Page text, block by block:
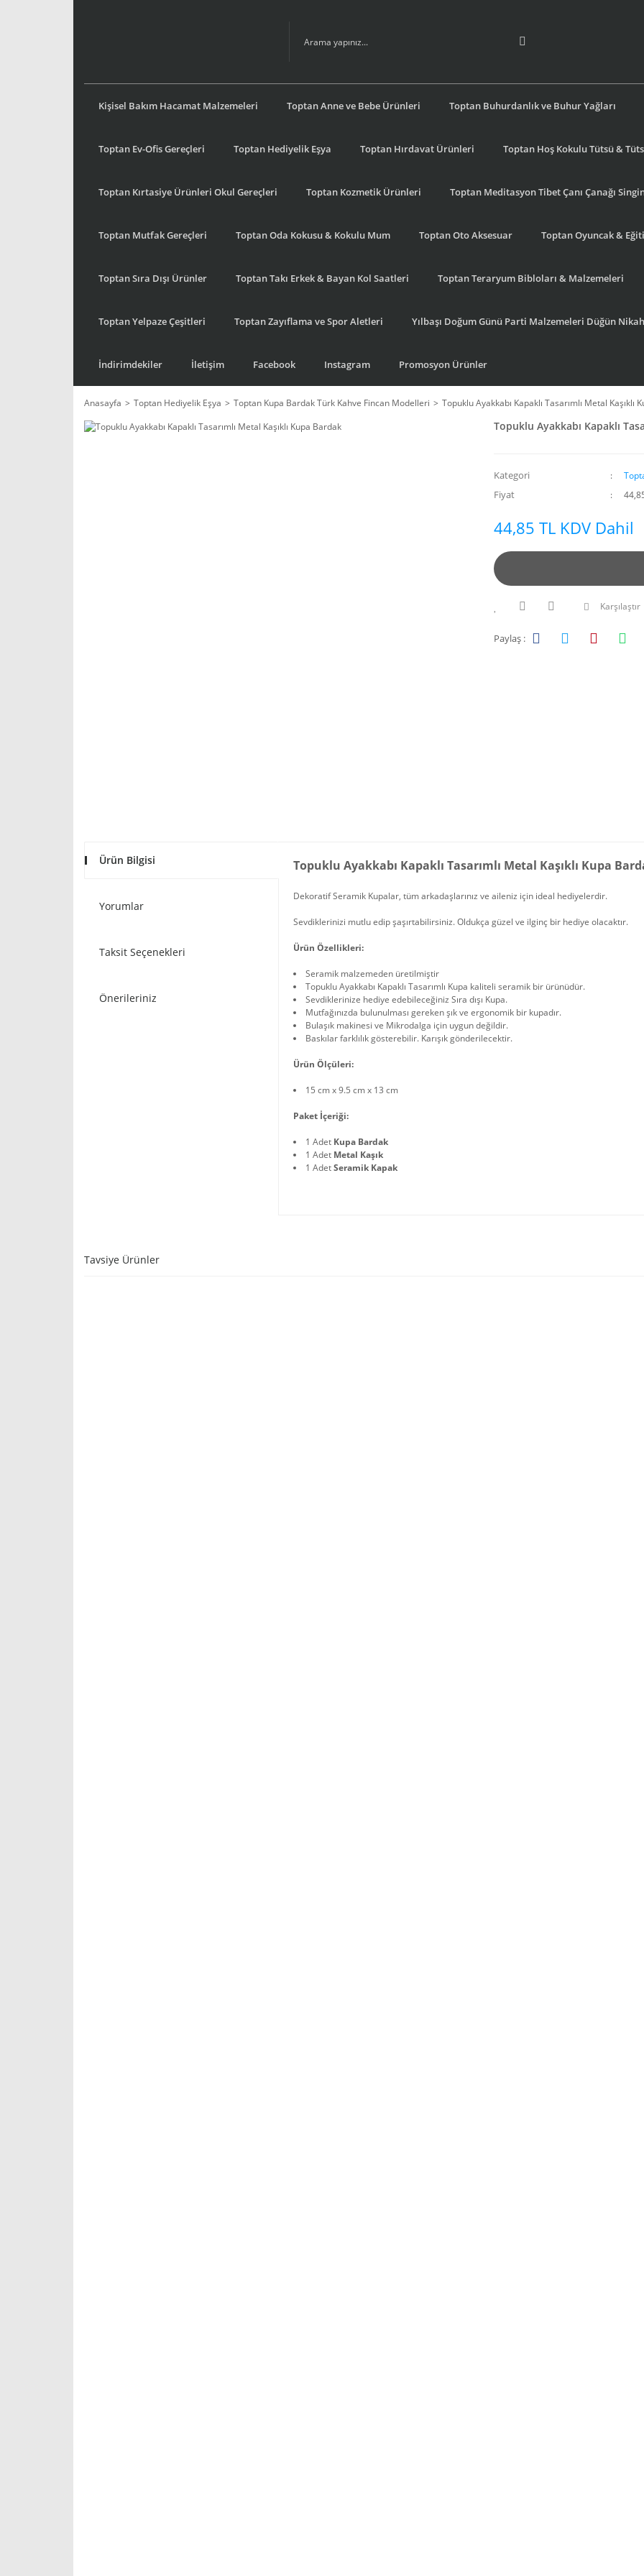
Kişisel Bakım Hacamat Malzemeleri Toptan Anne ve Bebe Ürünleri Toptan Buhurdanlık ve Buhur Yağları
Toptan Ev-Ofis Gereçleri Toptan Hediyelik Eşya Toptan Hırdavat Ürünleri Toptan Hoş Kokulu Tütsü &
Toptan Kırtasiye Ürünleri Okul Gereçleri Toptan Kozmetik Ürünleri Toptan Meditasyon Tibet Çanı Çanağı
Toptan Mutfak Gereçleri Toptan Oda Kokusu & Kokulu Mum Toptan Oto Aksesuar Toptan Oyuncak &
Toptan Sıra Dışı Ürünler Toptan Takı Erkek & Bayan Kol Saatleri Toptan Teraryum Bibloları & Malzemeleri
Toptan Yelpaze Çeşitleri Toptan Zayıflama ve Spor Aletleri Yılbaşı Doğum Günü Parti Malzemeleri Düğün
İndirimdekiler İletişim Facebook Instagram Promosyon Ürünler
Anasayfa Toptan Hediyelik Eşya Toptan Kupa Bardak Türk Kahve Fincan Modelleri Topuklu Ayakkabı Kapaklı Tasarımlı Metal Kaşıklı
Topuklu Ayakkabı Kapaklı
Kategori
Fiyat
44,85 TL KDV Dahil
Karşılaştır
Paylaş :
Ürün Bilgisi
Yorumlar
Taksit Seçenekleri
Önerileriniz
Topuklu Ayakkabı Kapaklı Tasarımlı Metal Kaşıklı Kupa
Dekoratif Seramik Kupalar, tüm arkadaşlarınız ve aileniz için ideal hediyelerdir.
Sevdiklerinizi mutlu edip şaşırtabilirsiniz. Oldukça güzel ve ilginç bir hediye olacaktır.
Ürün Özellikleri:
Seramik malzemeden üretilmiştir
Topuklu Ayakkabı Kapaklı Tasarımlı Kupa kaliteli seramik bir ürünüdür.
Sevdiklerinize hediye edebileceğiniz Sıra dışı Kupa.
Mutfağınızda bulunulması gereken şık ve ergonomik bir kupadır.
Bulaşık makinesi ve Mikrodalga için uygun değildir.
Baskılar farklılık gösterebilir. Karışık gönderilecektir.
Ürün Ölçüleri:
15 cm x 9.5 cm x 13 cm
Paket İçeriği:
1 Adet Kupa Bardak
1 Adet Metal Kaşık
1 AdetSeramik Kapak
Tavsiye Ürünler